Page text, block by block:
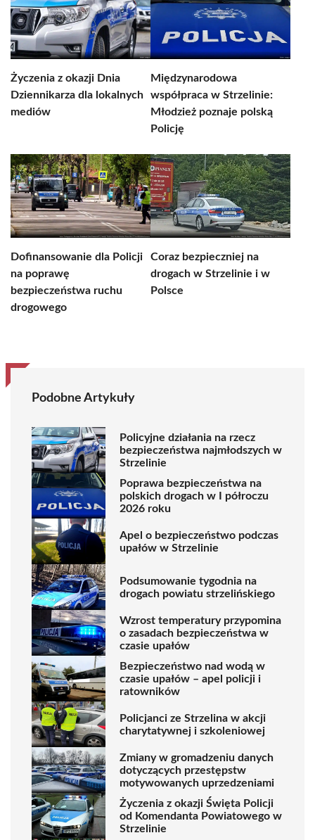
Życzenia z okazji Dnia
Dziennikarza dla lokalnych
mediów
Międzynarodowa
współpraca w Strzelinie:
Młodzież poznaje polską
Policję
Dofinansowanie dla Policji
na poprawę
bezpieczeństwa ruchu
drogowego
Coraz bezpieczniej na
drogach w Strzelinie i w
Polsce
Podobne Artykuły
Policyjne działania na rzecz
bezpieczeństwa najmłodszych w
Strzelinie
Poprawa bezpieczeństwa na
polskich drogach w I półroczu
2026 roku
Apel o bezpieczeństwo podczas
upałów w Strzelinie
Podsumowanie tygodnia na
drogach powiatu strzelińskiego
Wzrost temperatury przypomina
o zasadach bezpieczeństwa w
czasie upałów
Bezpieczeństwo nad wodą w
czasie upałów – apel policji i
ratowników
Policjanci ze Strzelina w akcji
charytatywnej i szkoleniowej
Zmiany w gromadzeniu danych
dotyczących przestępstw
motywowanych uprzedzeniami
Życzenia z okazji Święta Policji
od Komendanta Powiatowego w
Strzelinie